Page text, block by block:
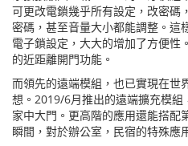
可更改電鎖幾乎所有設定，改密碼
密碼，甚至音量大小都能調整。這
電子鎖設定，大大的增加了方便性
的近距離開門功能。
而領先的遠端模組，也已實現在世
想。2019/6月推出的遠端擴充模
家中大門。更高階的應用還能搭配
瞬間，對於辦公室，民宿的特殊應